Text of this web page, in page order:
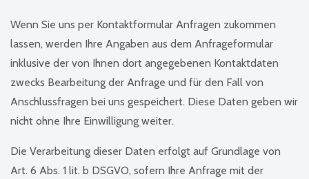
Wenn Sie uns per Kontaktformular Anfragen zukommen
lassen, werden Ihre Angaben aus dem Anfrageformular
inklusive der von Ihnen dort angegebenen Kontaktdaten
zwecks Bearbeitung der Anfrage und für den Fall von
Anschlussfragen bei uns gespeichert. Diese Daten geben wir
nicht ohne Ihre Einwilligung weiter.
Die Verarbeitung dieser Daten erfolgt auf Grundlage von
Art. 6 Abs. 1 lit. b DSGVO, sofern Ihre Anfrage mit der